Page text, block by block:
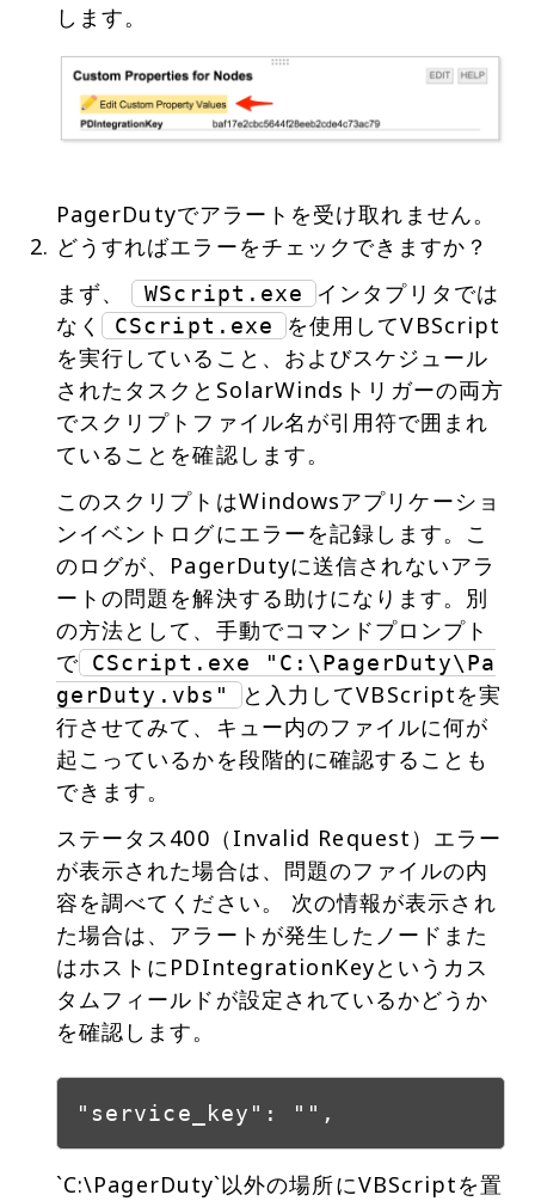
PagerDutyでアラートを受け取れません。
どうすればエラーをチェックできますか？
まず、 WScript.exe
インタプリタでは
なく CScript.exe
を使用してVBScript
を実行していること、およびスケジュール
されたタスクとSolarWindsトリガーの両方
でスクリプトファイル名が引用符で囲まれ
ていることを確認します。
このスクリプトはWindowsアプリケーショ
ンイベントログにエラーを記録します。こ
のログが、PagerDutyに送信されないアラ
ートの問題を解決する助けになります。別
の方法として、手動でコマンドプロンプト
で CScript.exe "C:\PagerDuty\Pa
gerDuty.vbs"
と入力してVBScriptを実
行させてみて、キュー内のファイルに何が
起こっているかを段階的に確認することも
できます。
ステータス400（Invalid Request）エラー
が表示された場合は、問題のファイルの内
容を調べてください。 次の情報が表示され
た場合は、アラートが発生したノードまた
はホストにPDIntegrationKeyというカス
タムフィールドが設定されているかどうか
を確認します。
"service_key": "",
`C:\PagerDuty`以外の場所にVBScriptを置